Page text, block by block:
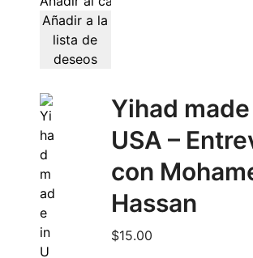
Añadir a la
lista de
deseos
Yihad
USA –
con
Hassan
$15.00